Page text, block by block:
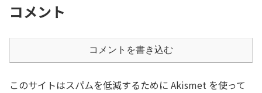
コメント
コメントを書き込む
このサイトはスパムを低減するために Akismet を使って